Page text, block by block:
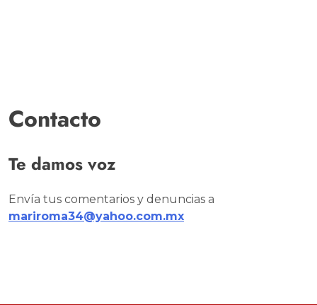
Contacto
Te damos voz
Envía tus comentarios y denuncias a
mariroma34@yahoo.com.mx